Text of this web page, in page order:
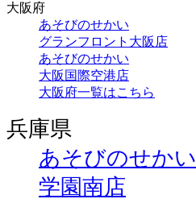
大阪府
あそびのせかい
グランフロント大阪店
あそびのせかい
大阪国際空港店
大阪府一覧はこちら
兵庫県
あそびのせかい
学園南店